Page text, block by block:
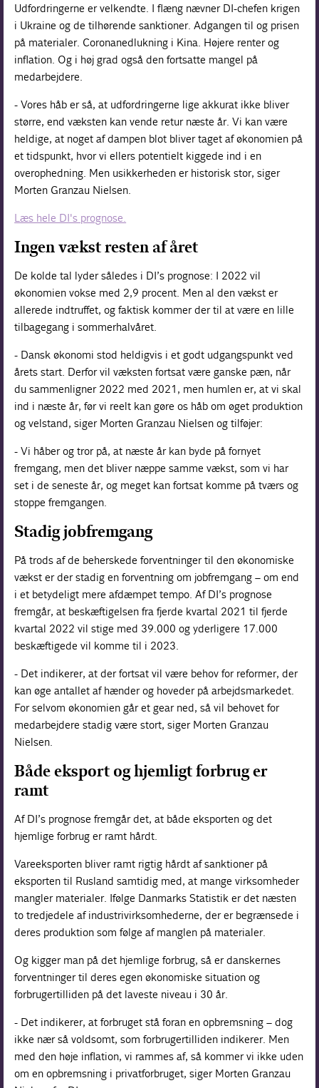
Udfordringerne er velkendte. I flæng nævner DI-chefen krigen
i Ukraine og de tilhørende sanktioner. Adgangen til og prisen
på materialer. Coronanedlukning i Kina. Højere renter og
inflation. Og i høj grad også den fortsatte mangel på
medarbejdere.
- Vores håb er så, at udfordringerne lige akkurat ikke bliver
større, end væksten kan vende retur næste år. Vi kan være
heldige, at noget af dampen blot bliver taget af økonomien på
et tidspunkt, hvor vi ellers potentielt kiggede ind i en
overophedning. Men usikkerheden er historisk stor, siger
Morten Granzau Nielsen.
Læs hele DI's prognose.
Ingen vækst resten af året
De kolde tal lyder således i DI’s prognose: I 2022 vil
økonomien vokse med 2,9 procent. Men al den vækst er
allerede indtruffet, og faktisk kommer der til at være en lille
tilbagegang i sommerhalvåret.
- Dansk økonomi stod heldigvis i et godt udgangspunkt ved
årets start. Derfor vil væksten fortsat være ganske pæn, når
du sammenligner 2022 med 2021, men humlen er, at vi skal
ind i næste år, før vi reelt kan gøre os håb om øget produktion
og velstand, siger Morten Granzau Nielsen og tilføjer:
- Vi håber og tror på, at næste år kan byde på fornyet
fremgang, men det bliver næppe samme vækst, som vi har
set i de seneste år, og meget kan fortsat komme på tværs og
stoppe fremgangen.
Stadig jobfremgang
På trods af de beherskede forventninger til den økonomiske
vækst er der stadig en forventning om jobfremgang – om end
i et betydeligt mere afdæmpet tempo. Af DI’s prognose
fremgår, at beskæftigelsen fra fjerde kvartal 2021 til fjerde
kvartal 2022 vil stige med 39.000 og yderligere 17.000
beskæftigede vil komme til i 2023.
- Det indikerer, at der fortsat vil være behov for reformer, der
kan øge antallet af hænder og hoveder på arbejdsmarkedet.
For selvom økonomien går et gear ned, så vil behovet for
medarbejdere stadig være stort, siger Morten Granzau
Nielsen.
Både eksport og hjemligt forbrug er
ramt
Af DI’s prognose fremgår det, at både eksporten og det
hjemlige forbrug er ramt hårdt.
Vareeksporten bliver ramt rigtig hårdt af sanktioner på
eksporten til Rusland samtidig med, at mange virksomheder
mangler materialer. Ifølge Danmarks Statistik er det næsten
to tredjedele af industrivirksomhederne, der er begrænsede i
deres produktion som følge af manglen på materialer.
Og kigger man på det hjemlige forbrug, så er danskernes
forventninger til deres egen økonomiske situation og
forbrugertilliden på det laveste niveau i 30 år.
- Det indikerer, at forbruget stå foran en opbremsning – dog
ikke nær så voldsomt, som forbrugertilliden indikerer. Men
med den høje inflation, vi rammes af, så kommer vi ikke uden
om en opbremsning i privatforbruget, siger Morten Granzau